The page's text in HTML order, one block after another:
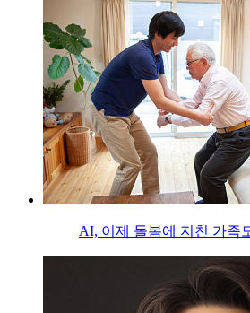
AI, 이제 돌봄에 지친 가족